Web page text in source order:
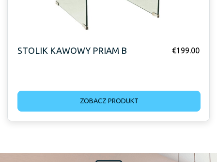
STOLIK KAWOWY PRIAM B €199.00
ZOBACZ PRODUKT